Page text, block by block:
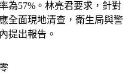
為57%。林亮君要求，針對
全面現地清查，衛生局與警
提出報告。